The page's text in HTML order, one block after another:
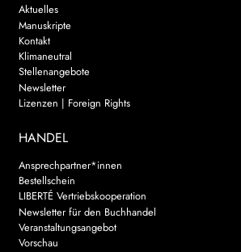
Aktuelles
Manuskripte
Kontakt
Klimaneutral
Stellenangebote
Newsletter
Lizenzen | Foreign Rights
HANDEL
Ansprechpartner*innen
Bestellschein
LIBERTÉ Vertriebskooperation
Newsletter für den Buchhandel
Veranstaltungsangebot
Vorschau